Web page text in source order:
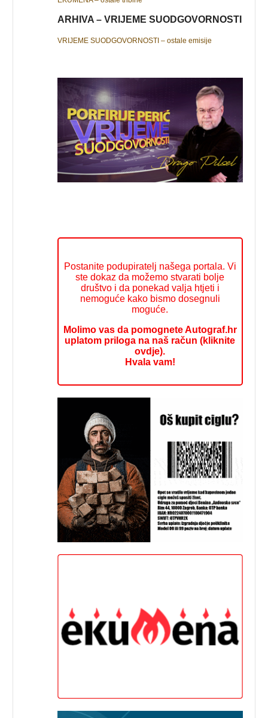
ARHIVA – VRIJEME SUODGOVORNOSTI
VRIJEME SUODGOVORNOSTI – ostale emisije
Postanite podupiratelj našega portala. Vi
ste dokaz da možemo stvarati bolje
društvo i da ponekad valja htjeti i
nemoguće kako bismo dosegnuli
moguće.
Molimo vas da pomognete Autograf.hr
uplatom priloga na naš račun (kliknite
ovdje).
Hvala vam!